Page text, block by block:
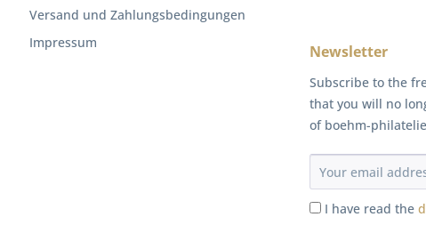
Versand und Zahlungsbedingungen
Impressum
Newsletter
Subscribe to the
that you will no
of boehm-
I have read the